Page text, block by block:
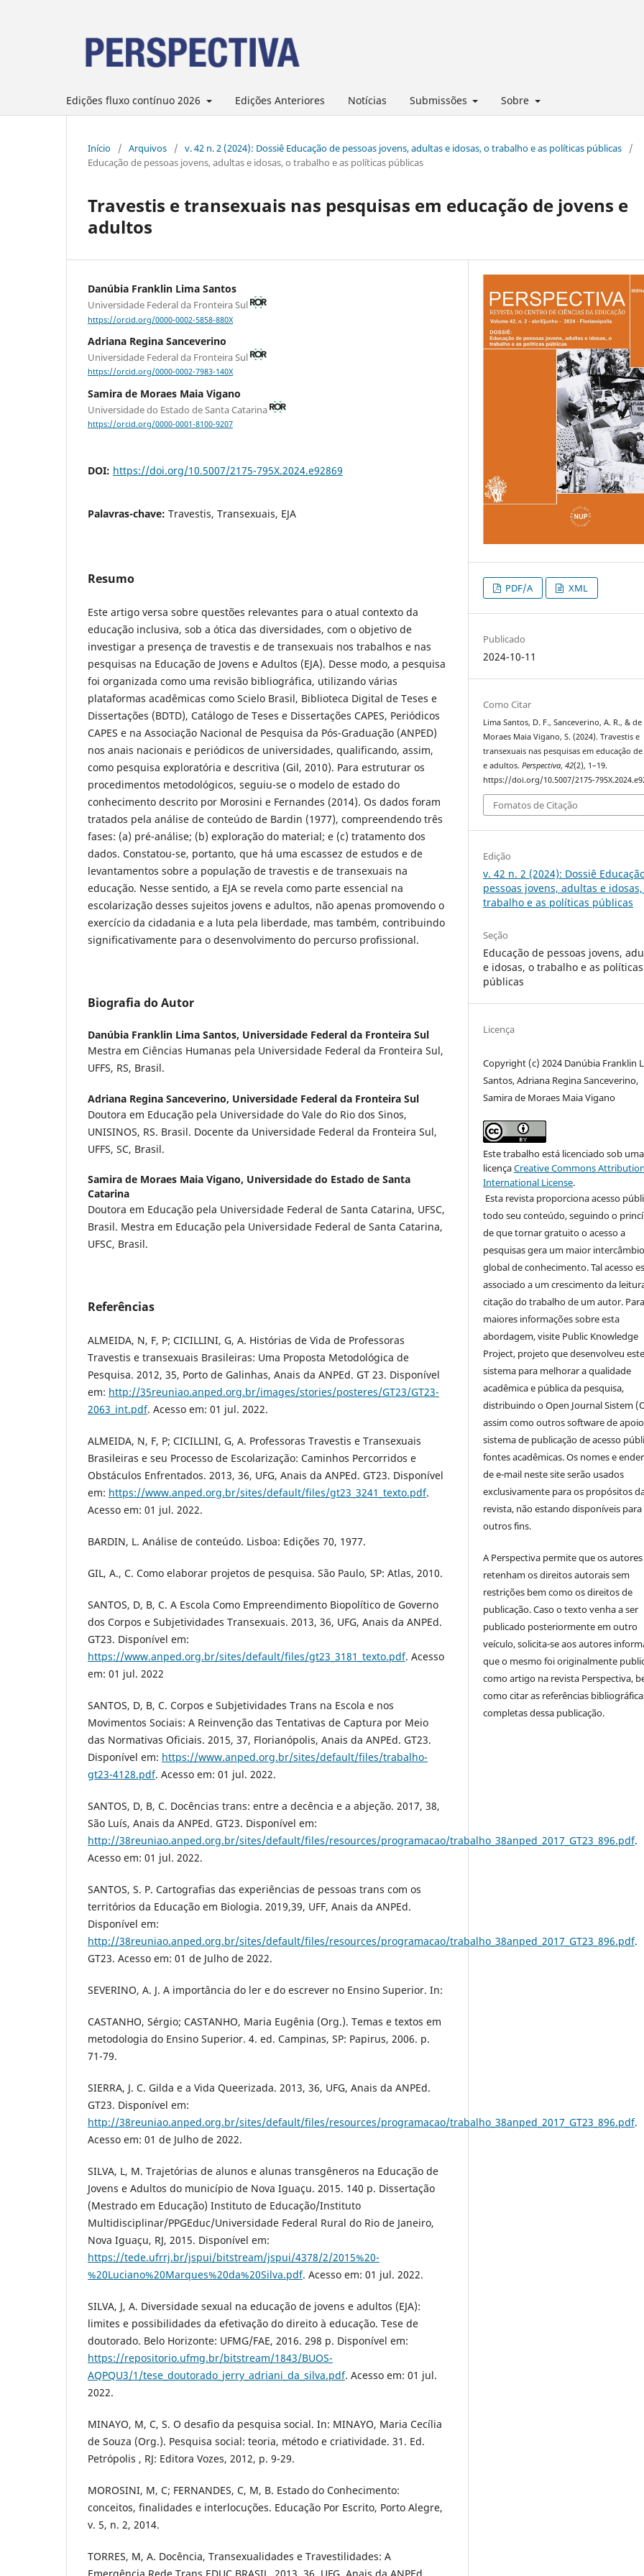
Edições fluxo contínuo 2026 Edições Anteriores Notícias Submissões Sobre
Início / Arquivos / v. 42 n. 2 (2024): Dossiê Educação de pessoas jovens, adultas e idosas, o trabalho e as políticas públicas
/
Educação de pessoas jovens, adultas e idosas, o trabalho e as políticas públicas
Travestis e transexuais nas pesquisas em educação de jovens e
adultos
Danúbia Franklin Lima Santos
Universidade Federal da Fronteira Sul
https://orcid.org/0000-0002-5858-880X
Adriana Regina Sanceverino
Universidade Federal da Fronteira Sul
https://orcid.org/0000-0002-7983-140X
Samira de Moraes Maia Vigano
Universidade do Estado de Santa Catarina
https://orcid.org/0000-0001-8100-9207
DOI: https://doi.org/10.5007/2175-795X.2024.e92869
Palavras-chave: Travestis, Transexuais, EJA
Resumo
Este artigo versa sobre questões relevantes para o atual contexto da
educação inclusiva, sob a ótica das diversidades, com o objetivo de
investigar a presença de travestis e de transexuais nos trabalhos e nas
pesquisas na Educação de Jovens e Adultos (EJA). Desse modo, a pesquisa
foi organizada como uma revisão bibliográfica, utilizando várias
plataformas acadêmicas como Scielo Brasil, Biblioteca Digital de Teses e
Dissertações (BDTD), Catálogo de Teses e Dissertações CAPES, Periódicos
CAPES e na Associação Nacional de Pesquisa da Pós-Graduação (ANPED)
nos anais nacionais e periódicos de universidades, qualificando, assim,
como pesquisa exploratória e descritiva (Gil, 2010). Para estruturar os
procedimentos metodológicos, seguiu-se o modelo de estado do
conhecimento descrito por Morosini e Fernandes (2014). Os dados foram
tratados pela análise de conteúdo de Bardin (1977), compreendendo três
fases: (a) pré-análise; (b) exploração do material; e (c) tratamento dos
dados. Constatou-se, portanto, que há uma escassez de estudos e de
levantamentos sobre a população de travestis e de transexuais na
educação. Nesse sentido, a EJA se revela como parte essencial na
escolarização desses sujeitos jovens e adultos, não apenas promovendo o
exercício da cidadania e a luta pela liberdade, mas também, contribuindo
significativamente para o desenvolvimento do percurso profissional.
Biografia do Autor
Danúbia Franklin Lima Santos, Universidade Federal da Fronteira Sul
Mestra em Ciências Humanas pela Universidade Federal da Fronteira Sul,
UFFS, RS, Brasil.
Adriana Regina Sanceverino, Universidade Federal da Fronteira Sul
Doutora em Educação pela Universidade do Vale do Rio dos Sinos,
UNISINOS, RS. Brasil. Docente da Universidade Federal da Fronteira Sul,
UFFS, SC, Brasil.
Samira de Moraes Maia Vigano, Universidade do Estado de Santa
Catarina
Doutora em Educação pela Universidade Federal de Santa Catarina, UFSC,
Brasil. Mestra em Educação pela Universidade Federal de Santa Catarina,
UFSC, Brasil.
Referências
ALMEIDA, N, F, P; CICILLINI, G, A. Histórias de Vida de Professoras
Travestis e transexuais Brasileiras: Uma Proposta Metodológica de
Pesquisa. 2012, 35, Porto de Galinhas, Anais da ANPEd. GT 23. Disponível
em: http://35reuniao.anped.org.br/images/stories/posteres/GT23/GT23-
2063_int.pdf. Acesso em: 01 jul. 2022.
ALMEIDA, N, F, P; CICILLINI, G, A. Professoras Travestis e Transexuais
Brasileiras e seu Processo de Escolarização: Caminhos Percorridos e
Obstáculos Enfrentados. 2013, 36, UFG, Anais da ANPEd. GT23. Disponível
em: https://www.anped.org.br/sites/default/files/gt23_3241_texto.pdf.
Acesso em: 01 jul. 2022.
BARDIN, L. Análise de conteúdo. Lisboa: Edições 70, 1977.
GIL, A., C. Como elaborar projetos de pesquisa. São Paulo, SP: Atlas, 2010.
SANTOS, D, B, C. A Escola Como Empreendimento Biopolítico de Governo
dos Corpos e Subjetividades Transexuais. 2013, 36, UFG, Anais da ANPEd.
GT23. Disponível em:
https://www.anped.org.br/sites/default/files/gt23_3181_texto.pdf. Acesso
em: 01 jul. 2022
SANTOS, D, B, C. Corpos e Subjetividades Trans na Escola e nos
Movimentos Sociais: A Reinvenção das Tentativas de Captura por Meio
das Normativas Oficiais. 2015, 37, Florianópolis, Anais da ANPEd. GT23.
Disponível em: https://www.anped.org.br/sites/default/files/trabalho-
gt23-4128.pdf. Acesso em: 01 jul. 2022.
SANTOS, D, B, C. Docências trans: entre a decência e a abjeção. 2017, 38,
São Luís, Anais da ANPEd. GT23. Disponível em:
http://38reuniao.anped.org.br/sites/default/files/resources/programacao/trabalho_38anped_2017_GT23_896.pdf.
Acesso em: 01 jul. 2022.
SANTOS, S. P. Cartografias das experiências de pessoas trans com os
territórios da Educação em Biologia. 2019,39, UFF, Anais da ANPEd.
Disponível em:
http://38reuniao.anped.org.br/sites/default/files/resources/programacao/trabalho_38anped_2017_GT23_896.pdf.
GT23. Acesso em: 01 de Julho de 2022.
SEVERINO, A. J. A importância do ler e do escrever no Ensino Superior. In:
CASTANHO, Sérgio; CASTANHO, Maria Eugênia (Org.). Temas e textos em
metodologia do Ensino Superior. 4. ed. Campinas, SP: Papirus, 2006. p.
71-79.
SIERRA, J. C. Gilda e a Vida Queerizada. 2013, 36, UFG, Anais da ANPEd.
GT23. Disponível em:
http://38reuniao.anped.org.br/sites/default/files/resources/programacao/trabalho_38anped_2017_GT23_896.pdf.
Acesso em: 01 de Julho de 2022.
SILVA, L, M. Trajetórias de alunos e alunas transgêneros na Educação de
Jovens e Adultos do município de Nova Iguaçu. 2015. 140 p. Dissertação
(Mestrado em Educação) Instituto de Educação/Instituto
Multidisciplinar/PPGEduc/Universidade Federal Rural do Rio de Janeiro,
Nova Iguaçu, RJ, 2015. Disponível em:
https://tede.ufrrj.br/jspui/bitstream/jspui/4378/2/2015%20-
%20Luciano%20Marques%20da%20Silva.pdf. Acesso em: 01 jul. 2022.
SILVA, J, A. Diversidade sexual na educação de jovens e adultos (EJA):
limites e possibilidades da efetivação do direito à educação. Tese de
doutorado. Belo Horizonte: UFMG/FAE, 2016. 298 p. Disponível em:
https://repositorio.ufmg.br/bitstream/1843/BUOS-
AQPQU3/1/tese_doutorado_jerry_adriani_da_silva.pdf. Acesso em: 01 jul.
2022.
MINAYO, M, C, S. O desafio da pesquisa social. In: MINAYO, Maria Cecília
de Souza (Org.). Pesquisa social: teoria, método e criatividade. 31. Ed.
Petrópolis , RJ: Editora Vozes, 2012, p. 9-29.
MOROSINI, M, C; FERNANDES, C, M, B. Estado do Conhecimento:
conceitos, finalidades e interlocuções. Educação Por Escrito, Porto Alegre,
v. 5, n. 2, 2014.
TORRES, M, A. Docência, Transexualidades e Travestilidades: A
PDF/A XML
Publicado
2024-10-11
Como Citar
Lima Santos, D. F., Sanceverino, A. R., & de
Moraes Maia Vigano, S. (2024). Travestis e
transexuais nas pesquisas em educação
e adultos.Perspectiva,42(2), 1–19.
https://doi.org/10.5007/2175-
Fomatos de Citação
Edição
v. 42 n. 2 (2024): Dossiê
pessoas jovens, adultas e
trabalho e as políticas públicas
Seção
Educação de pessoas jovens,
e idosas, o trabalho e as políticas
públicas
Licença
Copyright (c) 2024 Danúbia Franklin
Santos, Adriana Regina Sanceverino,
Samira de Moraes Maia Vigano
Este trabalho está licenciado sob uma
licençaCreative Commons
International License.
Esta revista proporciona acesso
todo seu conteúdo, seguindo o
de que tornar gratuito o acesso a
pesquisas gera um maior intercâmbio
global de conhecimento. Tal acesso
associado a um crescimento da
citação do trabalho de um autor. Para
maiores informações sobre esta
abordagem, visite Public Knowledge
Project, projeto que desenvolveu este
sistema para melhorar a qualidade
acadêmica e pública da pesquisa,
distribuindo o Open Journal Sistem
assim como outros software de
sistema de publicação de acesso
fontes acadêmicas. Os nomes e
de e-mail neste site serão usados
exclusivamente para os propósitos
revista, não estando disponíveis para
outros fins.
A Perspectiva permite que os autores
retenham os direitos autorais sem
restrições bem como os direitos de
publicação. Caso o texto venha a ser
publicado posteriormente em outro
veículo, solicita-se aos autores
que o mesmo foi originalmente
como artigo na revista Perspectiva,
como citar as referências
completas dessa publicação.